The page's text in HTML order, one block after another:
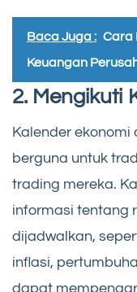
Baca Juga : Cara
Keuangan
2. Mengikuti
Kalender
berguna untuk
trading mereka.
informasi tentang
dijadwalkan,
inflasi,
dapat